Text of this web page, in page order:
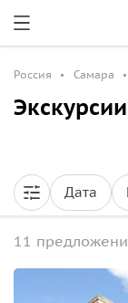
Россия Самара
Дата
11